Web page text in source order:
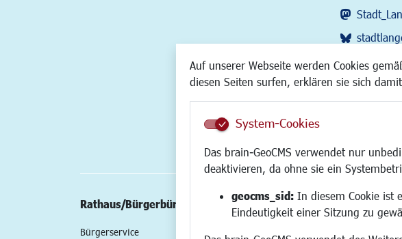
Auf unserer Webseite werden Cookies
diesen Seiten surfen, erklären sie sich
System-Cookies
Das brain-GeoCMS verwendet nur
deaktivieren, da ohne sie ein
geocms_sid: In diesem Cookie ist
Eindeutigkeit einer Sitzung zu
RSS-Feed
Rathaus/Bürgerbüro
Bürgerservice
Wirtschaft/Stadtentwicklung